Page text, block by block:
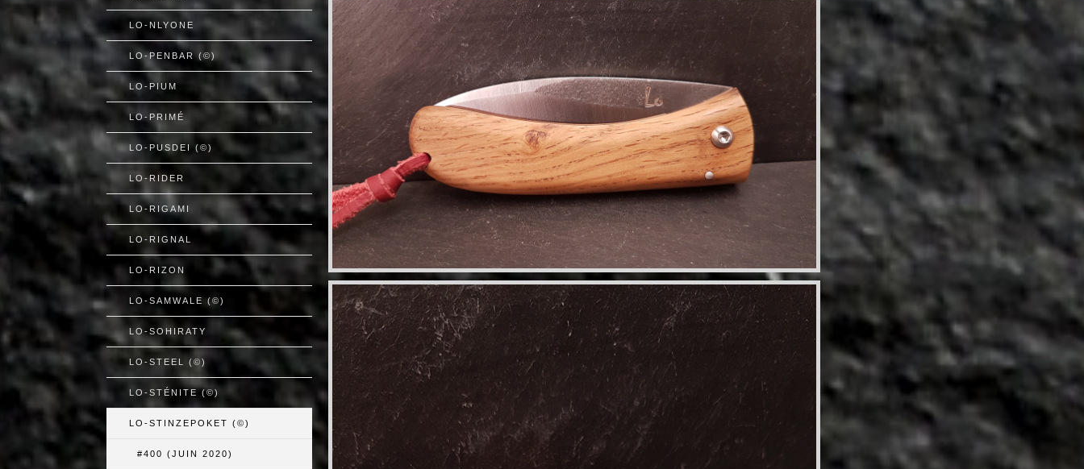
LO-NLYONE
LO-PENBAR (©)
LO-PIUM
LO-PRIMÉ
LO-PUSDEI (©)
LO-RIDER
LO-RIGAMI
LO-RIGNAL
LO-RIZON
LO-SAMWALE (©)
LO-SOHIRATY
LO-STEEL (©)
LO-STÉNITE (©)
LO-STINZEPOKET (©)
#400 (JUIN 2020)